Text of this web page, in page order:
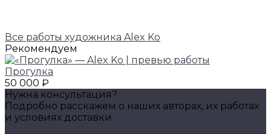
Все работы художника Alex Ko
Рекомендуем
Прогулка
50 000 ₽
Нужна консультация?
Подробно расскажем о наших авторах, их работах
и условиях доставки